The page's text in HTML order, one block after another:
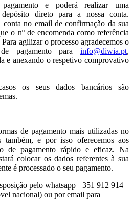
e poderá realizar uma
direto para a nossa conta.
conta no email de confirmação da sua
o nº de encomenda como referência
agilizar o processo agradecemos o
pagamento para info@diwia.pt,
e anexando o respetivo comprovativo
os seus dados bancários são
de pagamento mais utilizadas no
também, e por isso oferecemos aos
de pagamento rápido e eficaz. Na
colocar os dados referentes à sua
é processado o seu pagamento.
pelo whatsapp +351 912 914
nacional) ou por email para